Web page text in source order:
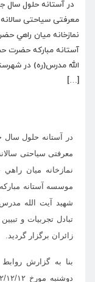
در آستانه حلول سال
معرفتی سیاحتی
نمازخانه ميان راهي
آستانه مبارکه حضرت
الله مدرس(ره) در
[…]
در آستانه حلول سال
معرفتی سیاحتی
نمازخانه ميان
موسسه آستانه
شهید آیت الله
تبادل تجربیات و
زائران برگزار گردید.
بنا به گزارش